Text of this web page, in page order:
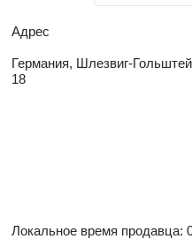
Адрес
Германия, Шлезвиг-
18
Локальное время продавца: